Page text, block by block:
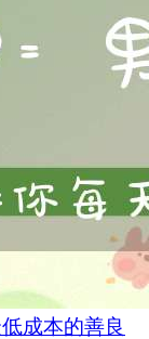
成本的善良